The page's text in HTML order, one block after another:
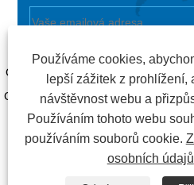
COPYRIGHT @ 2020 SHENZHEN
CO., LTD. - ČÍNA MODULY
S VLÁKNY, DODAVATELÉ
PRÁVA
SITEMAP|RSS|
Používáme cookies,
lepší zážitek z prohlížení,
návštěvnost webu a
Používáním tohoto webu
používáním souborů cookie.
osobních údajů